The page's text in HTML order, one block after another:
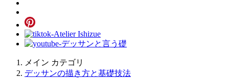
メイン カテゴリ
デッサンの描き方と基礎技法